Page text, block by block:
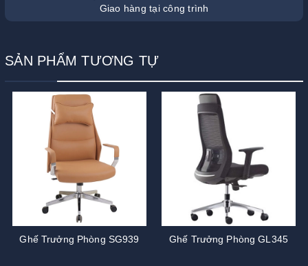
Giao hàng tại công trình
SẢN PHẨM TƯƠNG TỰ
Ghế Trưởng Phòng SG939 Ghế Trưởng Phòng GL345